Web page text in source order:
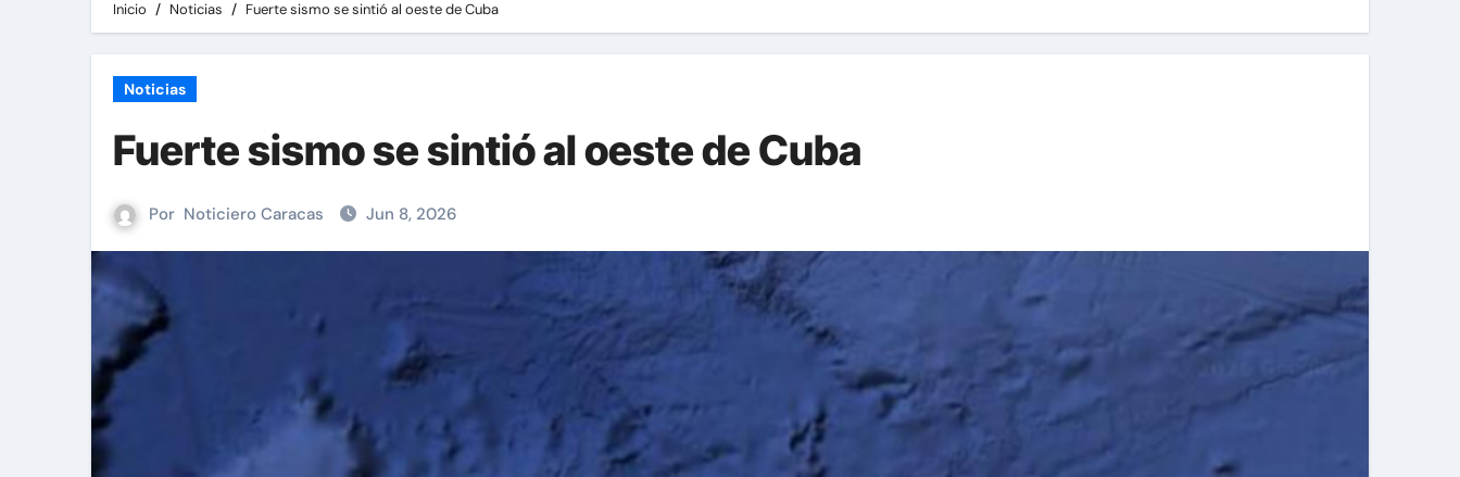
Inicio Noticias Fuerte sismo se sintió al oeste de Cuba
Noticias
Fuerte sismo se sintió al oeste de Cuba
Por Noticiero Caracas Jun 8, 2026